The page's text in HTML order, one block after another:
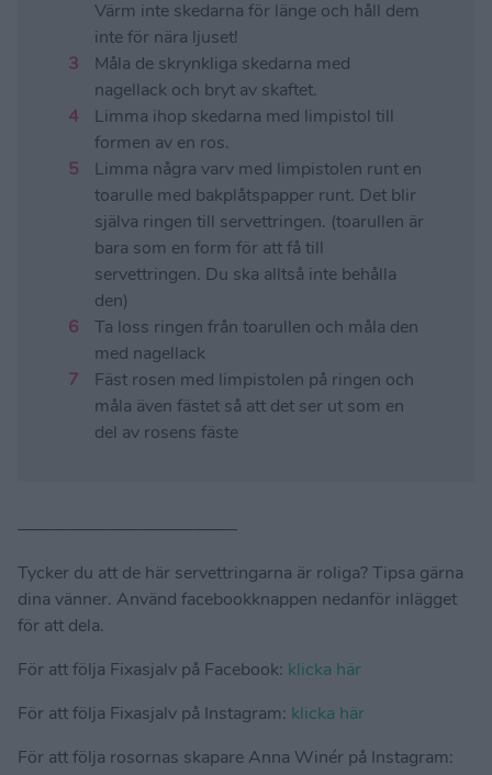
Värm inte skedarna för länge och håll dem
inte för nära ljuset!
Måla de skrynkliga skedarna med
nagellack och bryt av skaftet.
Limma ihop skedarna med limpistol till
formen av en ros.
Limma några varv med limpistolen runt en
toarulle med bakplåtspapper runt. Det blir
själva ringen till servettringen. (toarullen är
bara som en form för att få till
servettringen. Du ska alltså inte behålla
den)
Ta loss ringen från toarullen och måla den
med nagellack
Fäst rosen med limpistolen på ringen och
måla även fästet så att det ser ut som en
del av rosens fäste
————————————–
Tycker du att de här servettringarna är roliga? Tipsa gärna
dina vänner. Använd facebookknappen nedanför inlägget
för att dela.
För att följa Fixasjalv på Facebook: klicka här
För att följa Fixasjalv på Instagram: klicka här
För att följa rosornas skapare Anna Winér på Instagram: